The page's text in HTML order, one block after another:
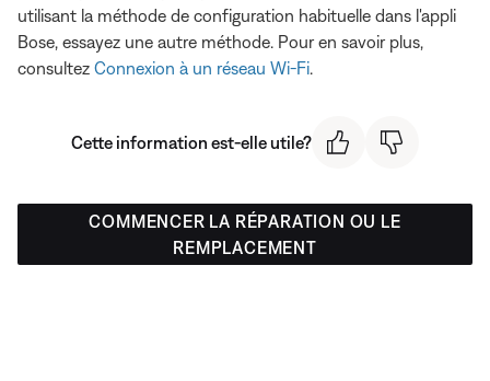
utilisant la méthode de configuration habituelle dans l'appli
Bose, essayez une autre méthode. Pour en savoir plus,
consultez Connexion à un réseau Wi-Fi
Cette information est-elle utile?
COMMENCER LA RÉPARATION OU LE
REMPLACEMENT